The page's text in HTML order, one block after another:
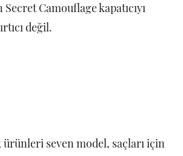
Camouflage kapatıcıyı
değil.
seven model, saçları için